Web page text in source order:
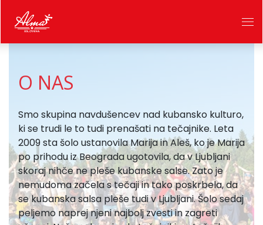
O NAS
Smo skupina navdušencev nad kubansko kulturo,
ki se trudi le to tudi prenašati na tečajnike. Leta
2009 sta šolo ustanovila Marija in Aleš, ko je Marija
po prihodu iz Beograda ugotovila, da v Ljubljani
skoraj nihče ne pleše kubanske salse. Zato je
nemudoma začela s tečaji in tako poskrbela, da
se kubanska salsa pleše tudi v Ljubljani. Šolo sedaj
peljemo naprej njeni najbolj zvesti in zagreti